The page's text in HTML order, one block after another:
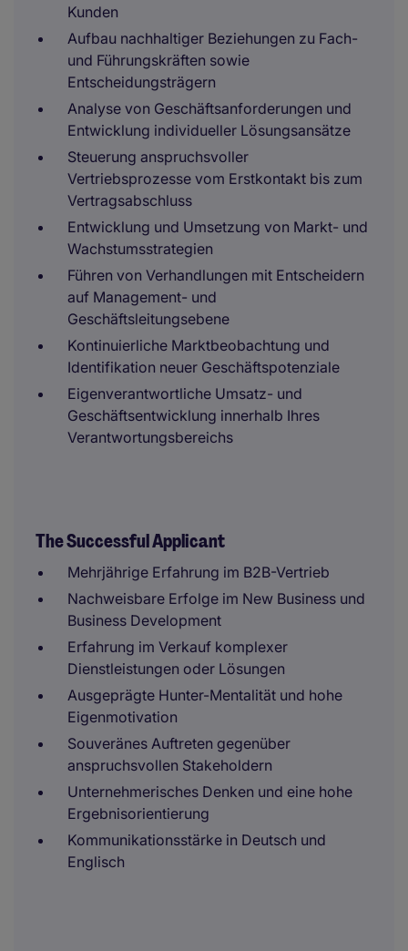
Kunden
Aufbau nachhaltiger Beziehungen zu Fach-
und Führungskräften sowie
Entscheidungsträgern
Analyse von Geschäftsanforderungen und
Entwicklung individueller Lösungsansätze
Steuerung anspruchsvoller
Vertriebsprozesse vom Erstkontakt bis zum
Vertragsabschluss
Entwicklung und Umsetzung von Markt- und
Wachstumsstrategien
Führen von Verhandlungen mit Entscheidern
auf Management- und
Geschäftsleitungsebene
Kontinuierliche Marktbeobachtung und
Identifikation neuer Geschäftspotenziale
Eigenverantwortliche Umsatz- und
Geschäftsentwicklung innerhalb Ihres
Verantwortungsbereichs
The Successful Applicant
Mehrjährige Erfahrung im B2B-Vertrieb
Nachweisbare Erfolge im New Business und
Business Development
Erfahrung im Verkauf komplexer
Dienstleistungen oder Lösungen
Ausgeprägte Hunter-Mentalität und hohe
Eigenmotivation
Souveränes Auftreten gegenüber
anspruchsvollen Stakeholdern
Unternehmerisches Denken und eine hohe
Ergebnisorientierung
Kommunikationsstärke in Deutsch und
Englisch